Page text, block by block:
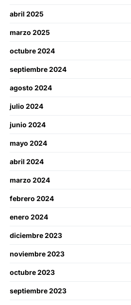
abril 2025
marzo 2025
octubre 2024
septiembre 2024
agosto 2024
julio 2024
junio 2024
mayo 2024
abril 2024
marzo 2024
febrero 2024
enero 2024
diciembre 2023
noviembre 2023
octubre 2023
septiembre 2023